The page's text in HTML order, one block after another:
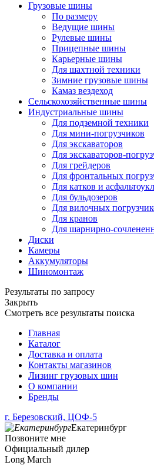
Грузовые шины
По размеру
Ведущие шины
Рулевые шины
Прицепные шины
Карьерные шины
Для шахтной техники
Зимние грузовые шины
Камаз вездеход
Сельскохозяйственные шины
Индустриальные шины
Для подземной техники
Для мини-погрузчиков
Для экскаваторов
Для экскаваторов-
Для грейдеров
Для фронтальных
Для катков и
Для бульдозеров
Для вилочных
Для кранов
Для шарнирно-
Диски
Камеры
Аккумуляторы
Шиномонтаж
Результаты по запросу
Закрыть
Смотреть все результаты поиска
Главная
Каталог
Доставка и оплата
Контакты магазинов
Лизинг грузовых шин
О компании
Бренды
г. Березовский, ЦОФ-5
Екатеринбург
Позвоните мне
Официальный дилер
Long March